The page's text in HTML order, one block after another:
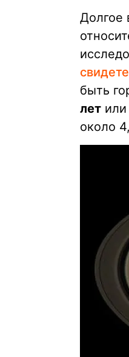
Долгое
быть
лет
около